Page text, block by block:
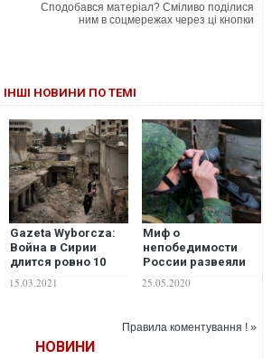
Сподобався матеріал? Сміливо поділися
ним в соцмережах через ці кнопки
ІНШІ НОВИНИ ПО ТЕМІ
Gazeta Wyborcza:
Война в Сирии
длится ровно 10
осталось надежды
15.03.2021
Миф о
непобедимости
России развеяли
операции – от
25.05.2020
Правила коментування ! »
НОВИНИ